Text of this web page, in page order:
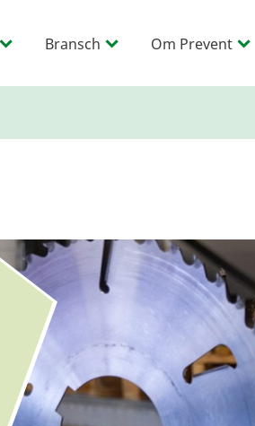
Bransch Om Prevent